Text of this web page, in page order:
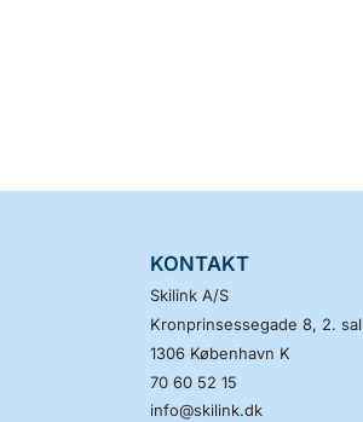
KONTAKT
Skilink A/S
Kronprinsessegade 8, 2. sal
1306 København K
70 60 52 15
info@skilink.dk